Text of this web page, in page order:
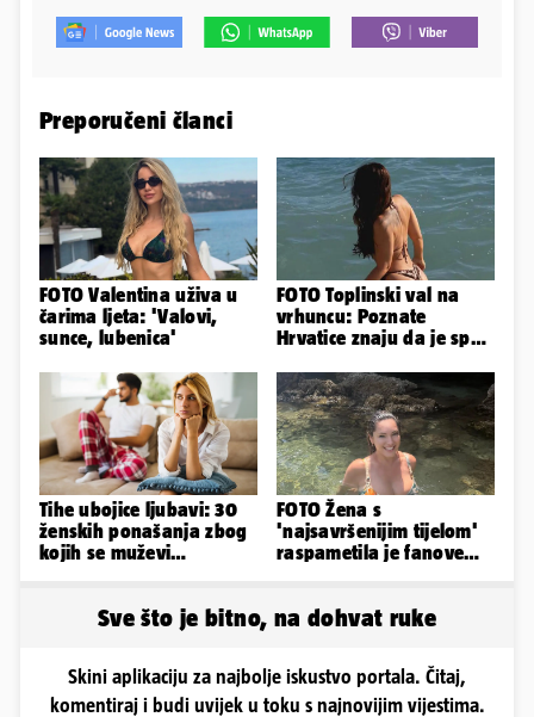
Preporučeni članci
FOTO Valentina uživa u
čarima ljeta: 'Valovi,
sunce, lubenica'
FOTO Toplinski val na
vrhuncu: Poznate
Hrvatice znaju da je spas
Tihe ubojice ljubavi: 30
ženskih ponašanja zbog
kojih se muževi
FOTO Žena s
'najsavršenijim tijelom'
raspametila je fanove
Sve što je bitno, na dohvat ruke
Skini aplikaciju za najbolje iskustvo portala. Čitaj,
komentiraj i budi uvijek u toku s najnovijim vijestima.